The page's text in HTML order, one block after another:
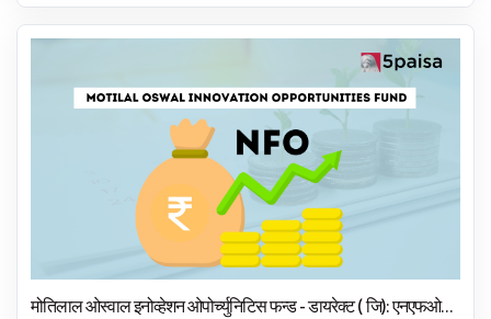
मोतिलाल ओस्वाल इनोव्हेशन ओपोर्च्युनिटिस फन्ड - डायरेक्ट ( जि): एनएफओ